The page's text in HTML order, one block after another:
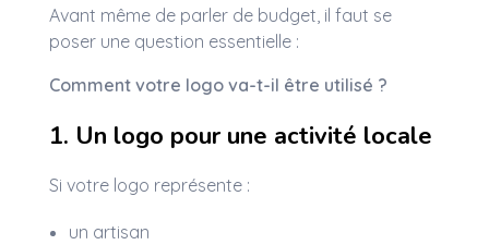
Avant même de parler de budget, il faut se
poser une question essentielle :
Comment votre logo va-t-il être utilisé ?
1. Un logo pour une activité locale
Si votre logo représente :
un artisan